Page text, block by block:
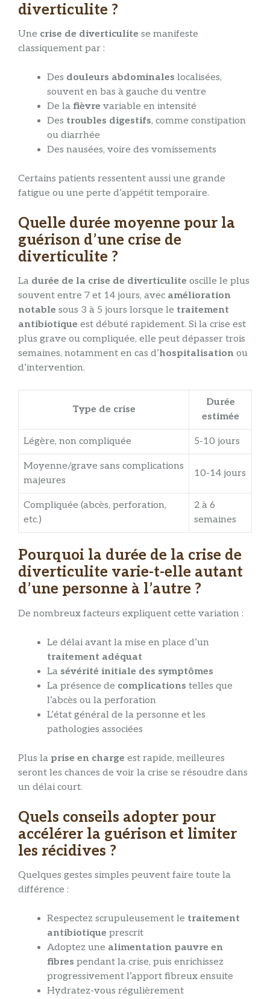
diverticulite ?
Une crise de diverticulite se manifeste
classiquement par :
Des douleurs abdominales localisées,
souvent en bas à gauche du ventre
De la fièvre variable en intensité
Des troubles digestifs, comme constipation
ou diarrhée
Des nausées, voire des vomissements
Certains patients ressentent aussi une grande
fatigue ou une perte d’appétit temporaire.
Quelle durée moyenne pour la
guérison d’une crise de
diverticulite ?
La durée de la crise de diverticulite oscille le plus
souvent entre 7 et 14 jours, avec amélioration
notable sous 3 à 5 jours lorsque le traitement
antibiotique est débuté rapidement. Si la crise est
plus grave ou compliquée, elle peut dépasser trois
semaines, notamment en cas d’hospitalisation ou
d’intervention.
Type de crise
Durée
estimée
Légère, non compliquée 5-10 jours
Moyenne/grave sans complications
majeures
10-14 jours
Compliquée (abcès, perforation,
etc.)
2 à 6
semaines
Pourquoi la durée de la crise de
diverticulite varie-t-elle autant
d’une personne à l’autre ?
De nombreux facteurs expliquent cette variation :
Le délai avant la mise en place d’un
traitement adéquat
La sévérité initiale des symptômes
La présence de complications telles que
l’abcès ou la perforation
L’état général de la personne et les
pathologies associées
Plus la prise en charge est rapide, meilleures
seront les chances de voir la crise se résoudre dans
un délai court.
Quels conseils adopter pour
accélérer la guérison et limiter
les récidives ?
Quelques gestes simples peuvent faire toute la
différence :
Respectez scrupuleusement le traitement
antibiotique prescrit
Adoptez une alimentation pauvre en
fibres pendant la crise, puis enrichissez
progressivement l’apport fibreux ensuite
Hydratez-vous régulièrement